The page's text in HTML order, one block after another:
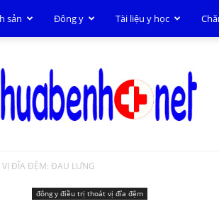
sản Đông y Tài liệu y học
ĐĨA ĐỆM: ĐAU LƯNG
đông y điều trị thoát vị đĩa đệm